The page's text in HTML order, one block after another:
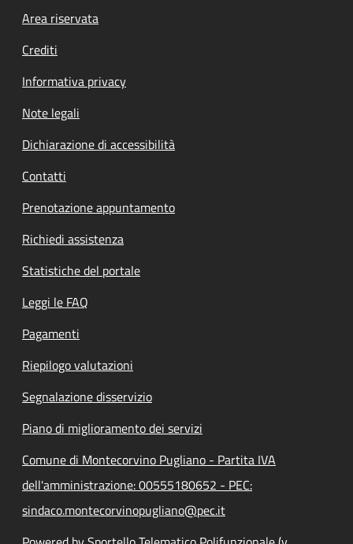
Footer menu
Area riservata
Crediti
Informativa privacy
Note legali
Dichiarazione di accessibilità
Contatti
Prenotazione appuntamento
Richiedi assistenza
Statistiche del portale
Leggi le FAQ
Pagamenti
Riepilogo valutazioni
Segnalazione disservizio
Piano di miglioramento dei servizi
Comune di Montecorvino Pugliano - Partita IVA
dell'amministrazione: 00555180652 - PEC:
sindaco.montecorvinopugliano@pec.it